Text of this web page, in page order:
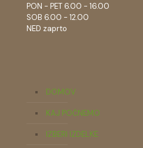
PON - PET 6.00 - 16.00
SOB 6.00 - 12.00
NED zaprto
DOMOV
KAJ POČNEMO
IZBERI IZDELKE